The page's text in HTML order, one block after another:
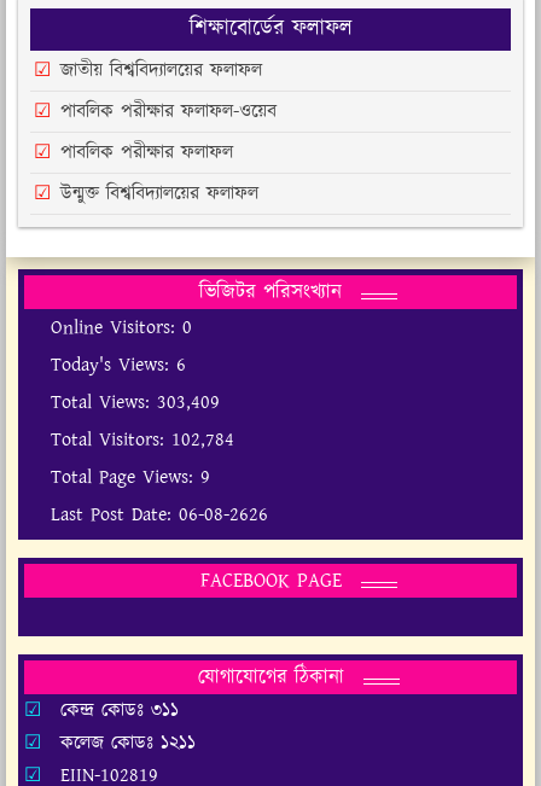
শিক্ষাবোর্ডের ফলাফল
জাতীয় বিশ্ববিদ্যালয়ের ফলাফল
পাবলিক পরীক্ষার ফলাফল-ওয়েব
পাবলিক পরীক্ষার ফলাফল
উন্মুক্ত বিশ্ববিদ্যালয়ের ফলাফল
ভিজিটর পরিসংখ্যান
Online Visitors: 0
Today's Views: 6
Total Views: 303,409
Total Visitors: 102,784
Total Page Views: 9
Last Post Date: 06-08-2626
FACEBOOK PAGE
যোগাযোগের ঠিকানা
কেন্দ্র কোডঃ ৩১১
কলেজ কোডঃ ১২১১
EIIN-102819